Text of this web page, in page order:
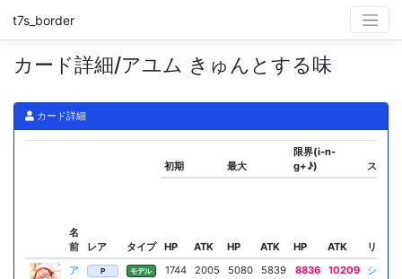
t7s_border
カード詳細/アユム きゅんとする味
カード詳細
名
前
レア タイプ
初期 最大
限界(i-n-
g+♪)
スキル
HP ATK HP ATK HP ATK
リーダ
ア
P モデル 1744 2005 5080 5839 8836 10209
シュガ